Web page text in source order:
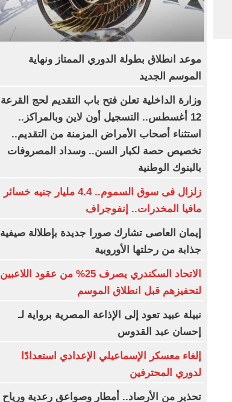
موعد انطلاق بطولة الدوري الممتاز ونهاية
الموسم الجديد
وزارة الداخلية تعلن فتح باب التقديم لحج القرعة
12 أغسطس.. التسجيل أون لاين وبالمراكز..
استثناء أصحاب الأمراض المزمنة من التقديم..
تخصيص حصة لكبار السن.. وسداد المصروفات
بالبنوك الوطنية
زلزال فى سوق السموم.. 4.4 مليار جنيه خسائر
مافيا المخدرات.. إنفوجراف
إيمان العاصى تشارك صورا جديدة بإطلالة صيفية
جذابة من رحلتها الأوروبية
الاتحاد السكندري يصرف 25% من عقود اللاعبين
لتحفيزهم قبل انطلاق الموسم
نبيلة عبيد تعود إلى الإذاعة المصرية برواية لـ
إحسان عبد القدوس
إلغاء معسكر الإسماعيلي الإعدادي استعدادًا
لدوري المحترفين
تحذير من الأرصاد.. أمطار وصواعق رعدية ورياح